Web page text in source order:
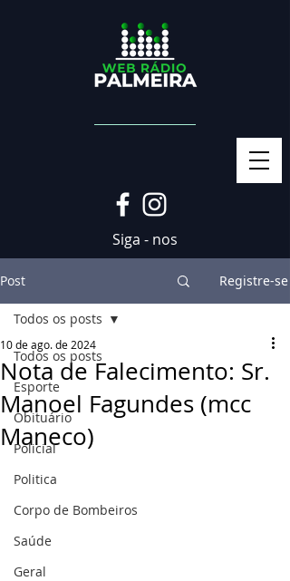
Siga - nos
Post Registre-se
Todos os posts
Esporte
Obituário
Policial
Politica
Corpo de Bombeiros
Saúde
Geral
Todos os posts
Nota de Falecimento: Sr.
Manoel Fagundes (mcc
Maneco)
10 de ago. de 2024